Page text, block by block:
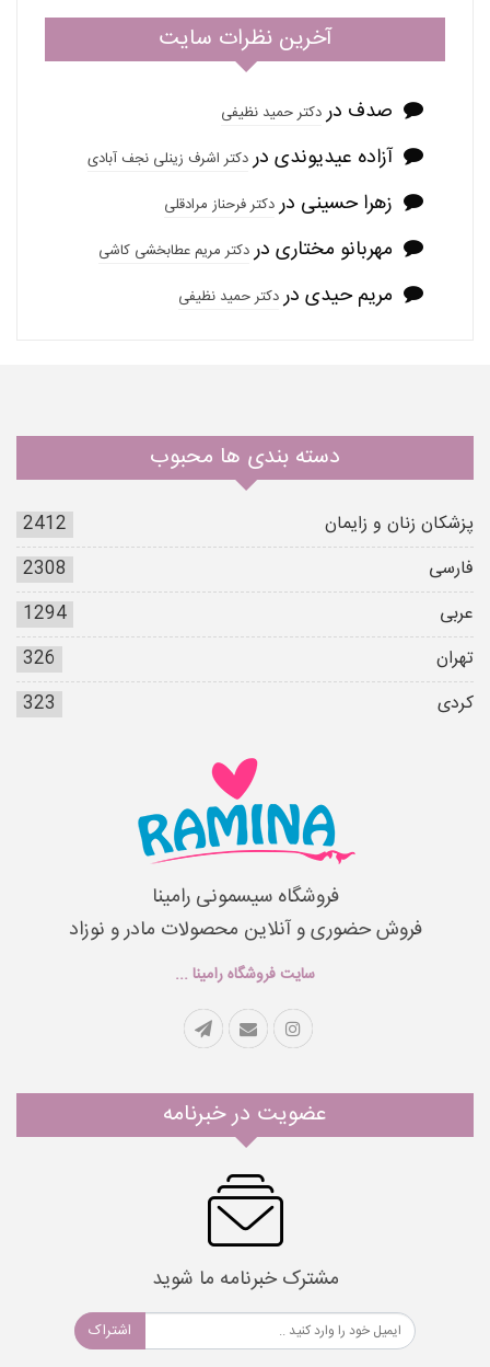
آخرین نظرات سایت
صدف دردکتر حمید نظیفی
آزاده عیدیوندی دردکتر اشرف زینلی نجف آبادی
زهرا حسینی دردکتر فرحناز مرادقلی
مهربانو مختاری دردکتر مریم عطابخشی کاشی
مریم حیدی دردکتر حمید نظیفی
دسته بندی ها محبوب
پزشکان زنان و زایمان
2412
فارسی
2308
عربی
1294
تهران
326
کردی
323
فروشگاه سیسمونی رامینا
فروش حضوری و آنلاین محصولات مادر و نوزاد
سایت فروشگاه رامینا ...
عضویت در خبرنامه
مشترک خبرنامه ما شوید
اشتراک